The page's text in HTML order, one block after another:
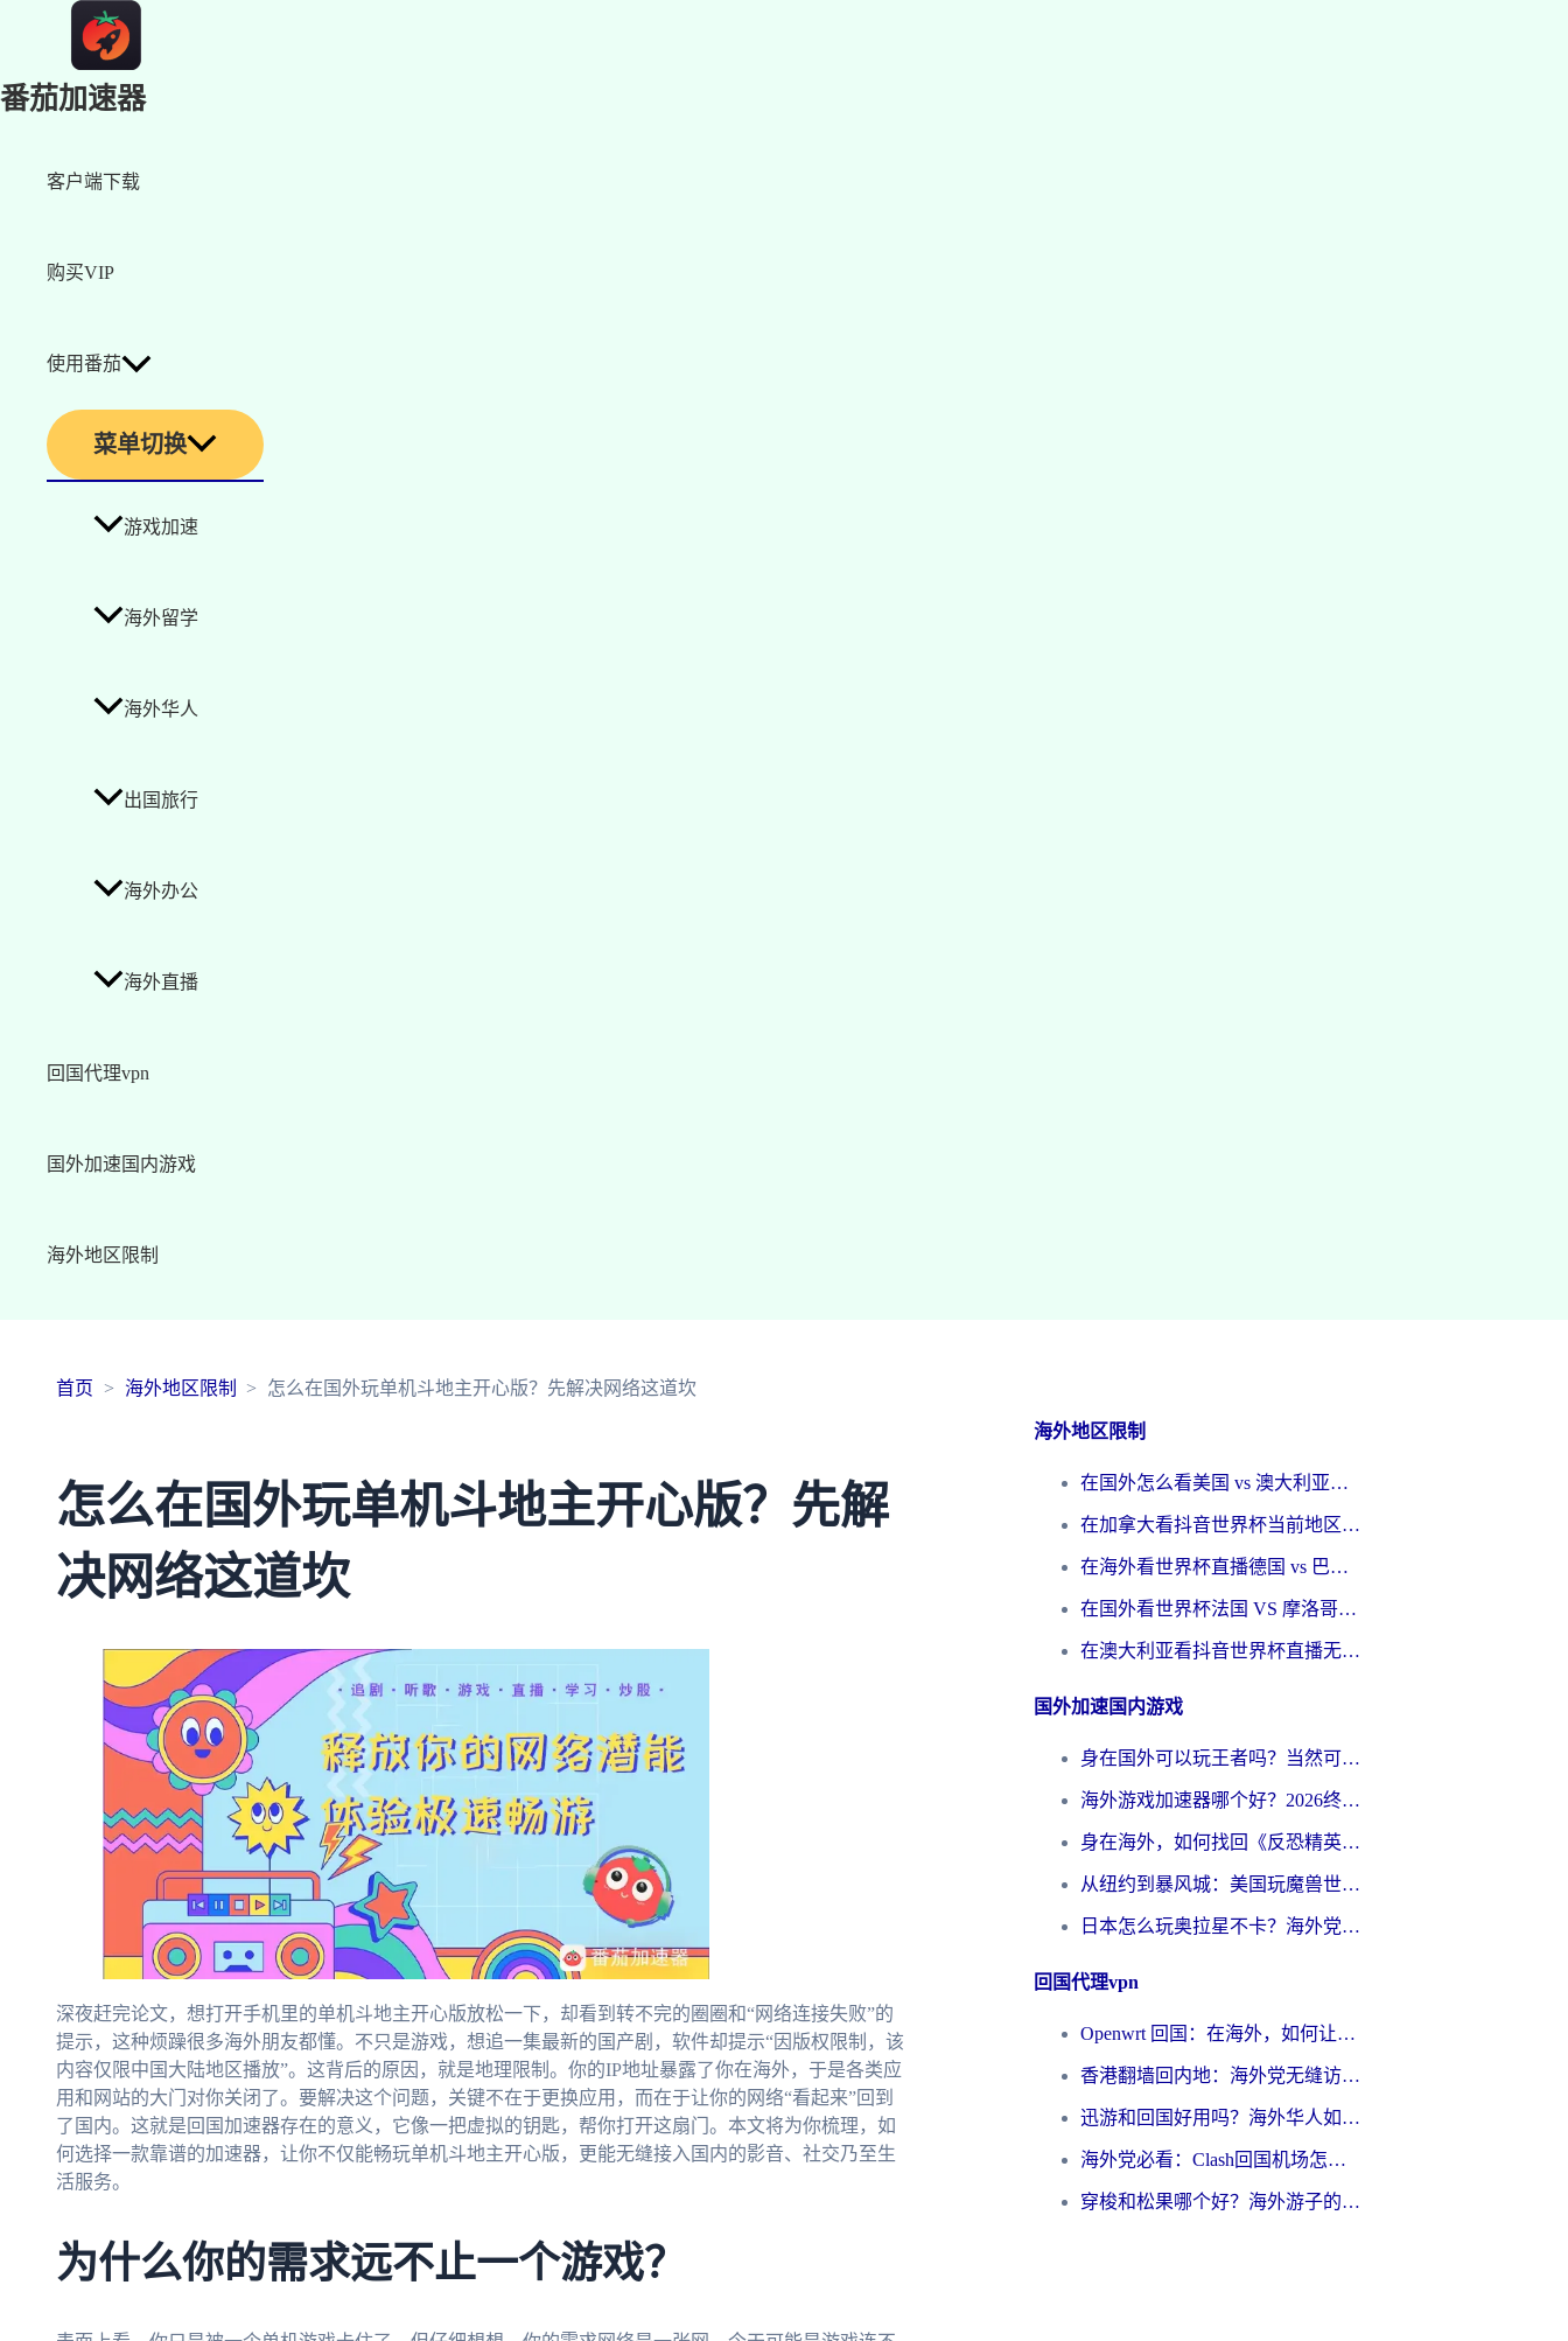
番茄加速器
客户端下载
购买VIP
使用番茄
菜单切换
游戏加速
海外留学
海外华人
出国旅行
海外办公
海外直播
回国代理vpn
国外加速国内游戏
海外地区限制
首页 海外地区限制 怎么在国外玩单机斗地主开心版？先解决网络这道坎
怎么在国外玩单机斗地主开心版？先解
决网络这道坎
深夜赶完论文，想打开手机里的单机斗地主开心版放松一下，却看到转不完的圈圈和“网络连接失败”的
提示，这种烦躁很多海外朋友都懂。不只是游戏，想追一集最新的国产剧，软件却提示“因版权限制，该
内容仅限中国大陆地区播放”。这背后的原因，就是地理限制。你的IP地址暴露了你在海外，于是各类应
用和网站的大门对你关闭了。要解决这个问题，关键不在于更换应用，而在于让你的网络“看起来”回到
了国内。这就是回国加速器存在的意义，它像一把虚拟的钥匙，帮你打开这扇门。本文将为你梳理，如
何选择一款靠谱的加速器，让你不仅能畅玩单机斗地主开心版，更能无缝接入国内的影音、社交乃至生
活服务。
为什么你的需求远不止一个游戏？
海外地区限制
在国外怎么看美国 vs 澳大利亚世界杯直播？海外党必藏的中文解说观赛指南
在加拿大看抖音世界杯当前地区不可播放？海外党体育观赛终极指南
在海外看世界杯直播德国 vs 巴拉圭当前IP受限制？这篇指南帮你轻松解决地区限制
在国外看世界杯法国 VS 摩洛哥仅限中国大陆？别让地域限制拦下你的欢呼
在澳大利亚看抖音世界杯直播无法播放？海外党体育观赛终极指南来了！
国外加速国内游戏
身在国外可以玩王者吗？当然可以，但你需要这份“加速”指南
海外游戏加速器哪个好？2026终极指南帮你畅玩国服+解决卡顿难题
身在海外，如何找回《反恐精英：全球攻势》国服的丝滑手感？一份给你的终极指南
从纽约到暴风城：美国玩魔兽世界，如何找到你的最佳网络航线
日本怎么玩奥拉星不卡？海外党国服游戏加速器选择全攻略
回国代理vpn
Openwrt 回国：在海外，如何让家的网络触手可及
香港翻墙回内地：海外党无缝访问国内资源的加速器选择全攻略
迅游和回国好用吗？海外华人如何选择靠谱的回国加速器
海外党必看：Clash回国机场怎么选？一篇搞定无缝访问国内资源的全攻略
穿梭和松果哪个好？海外游子的数字归乡路，到底该怎么选